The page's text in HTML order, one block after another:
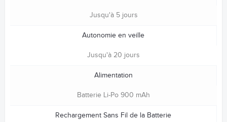
Jusqu'à 5 jours
Autonomie en veille
Jusqu'à 20 jours
Alimentation
Batterie Li-Po 900 mAh
Rechargement Sans Fil de la Batterie